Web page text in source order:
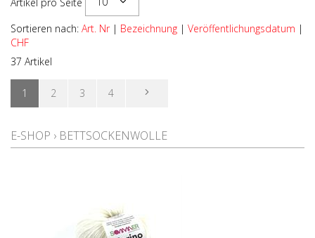
Sortieren nach: Art. Nr| Bezeichnung | Veröffentlichungsdatum |
CHF
37 Artikel
1 2 3 4
E-SHOP › BETTSOCKENWOLLE